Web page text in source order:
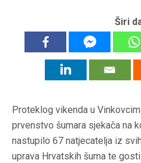
Širi
Proteklog vikenda u
prvenstvo šumara sjekača na
nastupilo 67 natjecatelja iz
uprava Hrvatskih šuma te